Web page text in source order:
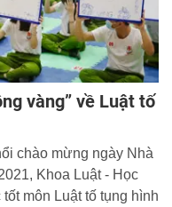
vàng” về Luật tố
chào mừng ngày Nhà
Khoa Luật - Học
môn Luật tố tụng hình